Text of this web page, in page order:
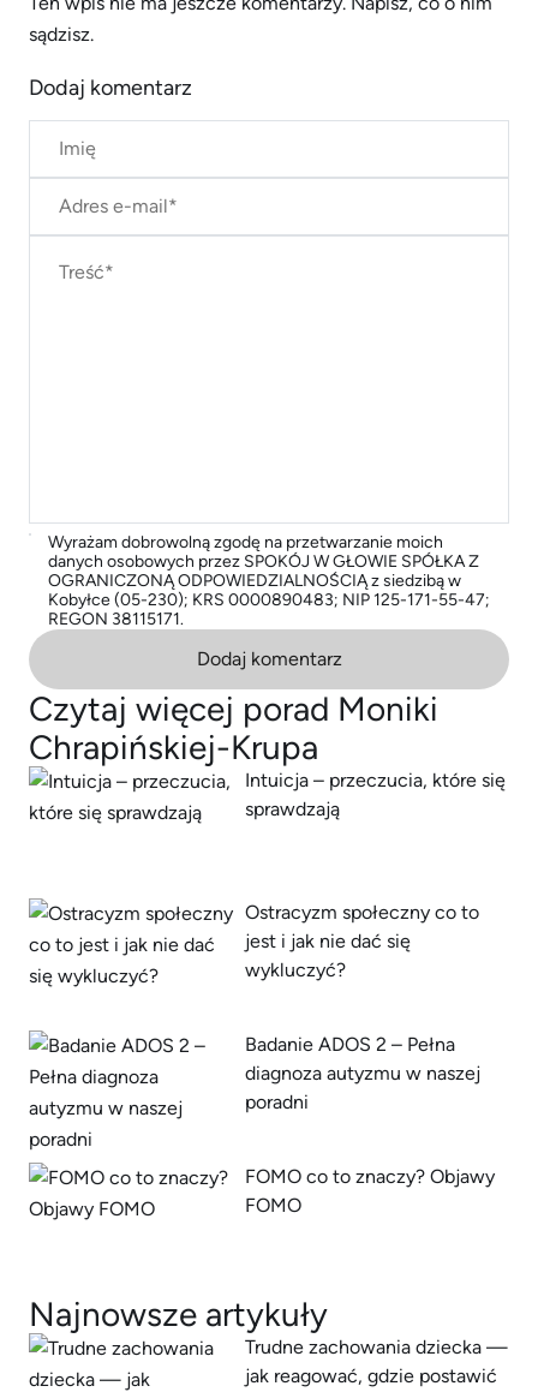
sądzisz.
Dodaj komentarz
Wyrażam dobrowolną zgodę na przetwarzanie moich
danych osobowych przez SPOKÓJ W GŁOWIE SPÓŁKA Z
OGRANICZONĄ ODPOWIEDZIALNOŚCIĄ z siedzibą w
Kobyłce (05-230); KRS 0000890483; NIP 125-171-55-47;
REGON 38115171.
Dodaj komentarz
Czytaj więcej porad Moniki
Chrapińskiej-Krupa
Intuicja – przeczucia, które się
sprawdzają
Ostracyzm społeczny co to
jest i jak nie dać się
wykluczyć?
Badanie ADOS 2 – Pełna
diagnoza autyzmu w naszej
poradni
FOMO co to znaczy? Objawy
FOMO
Najnowsze artykuły
Trudne zachowania dziecka —
jak reagować, gdzie postawić